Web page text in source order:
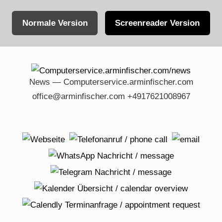
Normale Version Screenreader Version
content
News — Computerservice.arminfischer.com
office@arminfischer.com +4917621008967